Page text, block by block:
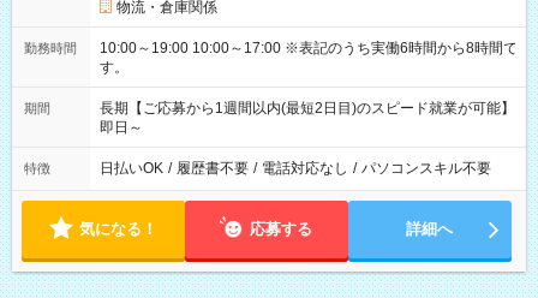
物流・倉庫関係
勤務時間
10:00～19:00 10:00～17:00 ※表記のうち実働6時間から8時間で
す。
期間
長期【ご応募から1週間以内(最短2日目)のスピード就業が可能】
即日～
特徴 日払いOK / 履歴書不要 / 電話対応なし / パソコンスキル不要
気になる！ 応募する 詳細へ